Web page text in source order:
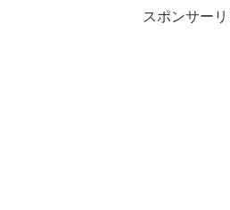
スポンサーリ